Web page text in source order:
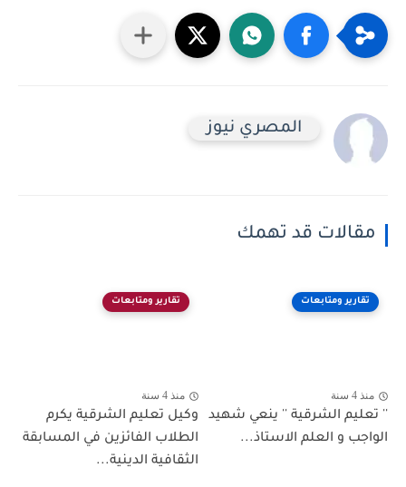
المصري نيوز
مقالات قد تهمك
تقارير ومتابعات
منذ 4 سنة
'' تعليم الشرقية '' ينعي شهيد
الواجب و العلم الاستاذ...
تقارير ومتابعات
منذ 4 سنة
وكيل تعليم الشرقية يكرم
الطلاب الفائزين في المسابقة
الثقافية الدينية...